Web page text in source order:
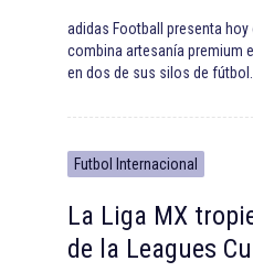
adidas Football presenta hoy
combina artesanía premium
en dos de sus silos de fútbol…
Futbol Internacional
La Liga MX
de la Leagues